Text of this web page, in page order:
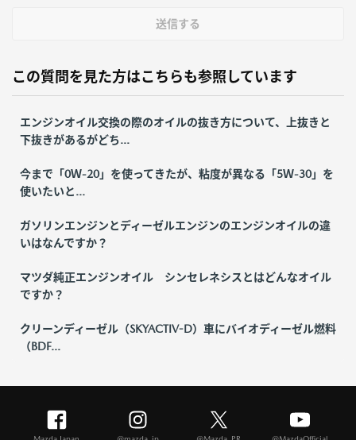
送信する
この質問を見た方はこちらも参照しています
エンジンオイル交換の際のオイルの抜き方について、上抜きと
下抜きがあるがどち...
今まで「0Ｗ-20」を使ってきたが、粘度が異なる「5Ｗ-30」を
使いたいと...
ガソリンエンジンとディーゼルエンジンのエンジンオイルの違
いはなんですか？
マツダ純正エンジンオイル シンセレネシスとはどんなオイル
ですか？
クリーンディーゼル（SKYACTIV-D）車にバイオディーゼル燃料
（BDF...